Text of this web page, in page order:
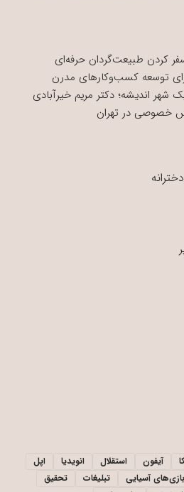
کردن طبیعت‌گردان حرفه‌ای
توسعه کسب‌وکارهای مدرن
شهر اندیشه؛ دکتر مریم خیرآبادی
خصوصی در تهران
آیفون استقلال انویدیا
اپل
بازی‌های آسیایی تبلیغات
تحقیق